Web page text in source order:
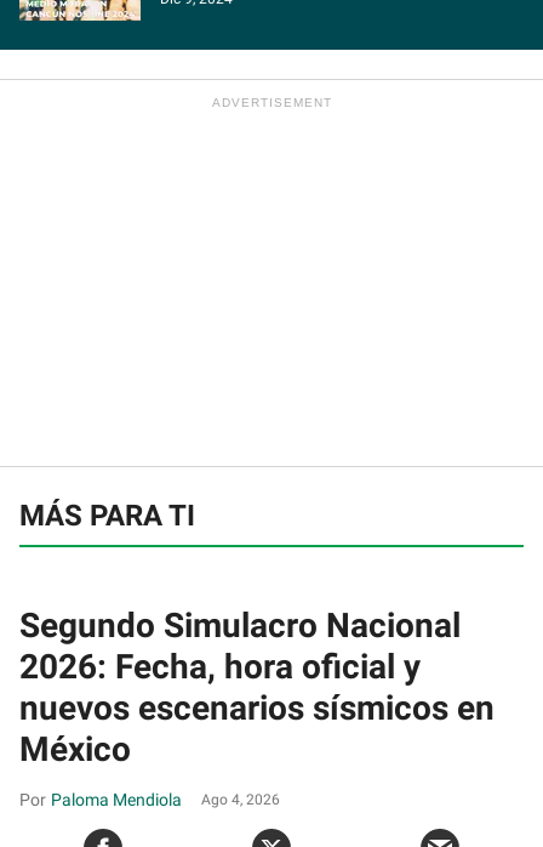
MÁS PARA TI
Segundo Simulacro Nacional
2026: Fecha, hora oficial y
nuevos escenarios sísmicos en
México
Paloma Mendiola Ago 4, 2026